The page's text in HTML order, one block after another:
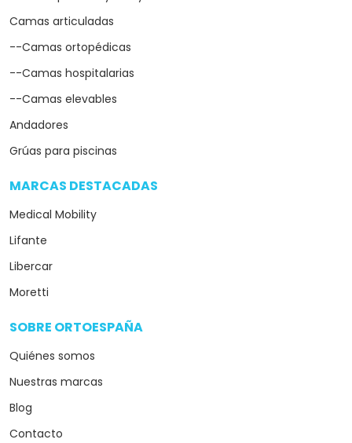
Camas articuladas
--Camas ortopédicas
--Camas hospitalarias
--Camas elevables
Andadores
Grúas para piscinas
MARCAS DESTACADAS
Medical Mobility
Lifante
Libercar
Moretti
SOBRE ORTOESPAÑA
Quiénes somos
Nuestras marcas
Blog
Contacto